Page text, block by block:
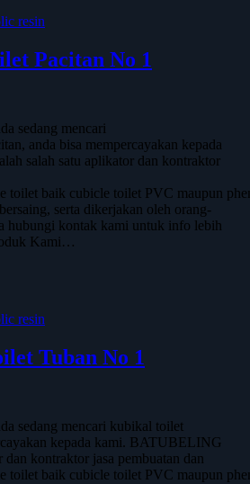
resin
Pacitan No 1
sedang mencari
anda bisa mempercayakan kepada
salah satu aplikator dan kontraktor
toilet baik cubicle toilet PVC maupun
serta dikerjakan oleh orang-
hubungi kontak kami untuk info lebih
Kami…
resin
Tuban No 1
sedang mencari kubikal toilet
kepada kami. BATUBELING
dan kontraktor jasa pembuatan dan
toilet baik cubicle toilet PVC maupun